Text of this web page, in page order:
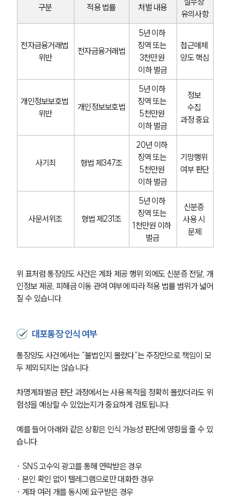
구분 적용 법률 처벌 내용
유의사항
전자금융거래법
위반
전자금융거래법
5년 이하
징역 또는
3천만원
이하 벌금
접근매체
양도 핵심
개인정보보호법
위반
개인정보보호법
5년 이하
징역 또는
5천만원
이하 벌금
정보
수집
과정 중요
사기죄 형법 제347조
20년 이하
징역 또는
5천만원
이하 벌금
기망행위
여부 판단
사문서위조 형법 제231조
5년 이하
징역 또는
1천만원 이하
벌금
신분증
사용 시
문제
위 표처럼 통장양도 사건은 계좌 제공 행위 외에도 신분증 전달, 개
인정보 제공, 피해금 이동 관여 여부에 따라 적용 법률 범위가 넓어
질 수 있습니다.
대포통장 인식 여부
통장양도 사건에서는 “불법인지 몰랐다”는 주장만으로 책임이 모
두 제외되지는 않습니다.
차명계좌벌금 판단 과정에서는 사용 목적을 정확히 몰랐더라도 위
험성을 예상할 수 있었는지가 중요하게 검토됩니다.
예를 들어 아래와 같은 상황은 인식 가능성 판단에 영향을 줄 수 있
습니다.
· SNS 고수익 광고를 통해 연락받은 경우
· 본인 확인 없이 텔레그램으로만 대화한 경우
· 계좌 여러 개를 동시에 요구받은 경우